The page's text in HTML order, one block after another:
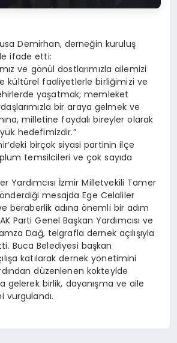
Demirhan, derneğin kuruluş
ifade etti:
ve gönül dostlarımızla ailemizi
kültürel faaliyetlerle birliğimizi ve
yaşatmak; memleket
bir araya gelmek ve
milletine faydalı bireyler olarak
hedefimizdir.”
birçok siyasi partinin ilçe
temsilcileri ve çok sayıda
Yardımcısı İzmir Milletvekili Tamer
mesajda Ege Celaliler
beraberlik adına önemli bir adım
Parti Genel Başkan Yardımcısı ve
Dağ, telgrafla dernek açılışıyla
Buca Belediyesi başkan
katılarak dernek yönetimini
düzenlenen kokteylde
gelerek birlik, dayanışma ve aile
vurgulandı.